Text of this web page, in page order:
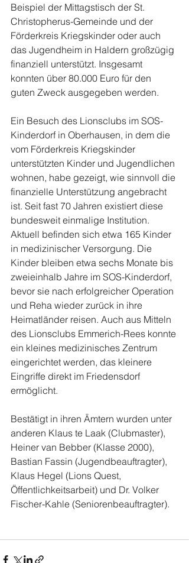
Beispiel der Mittagstisch der St.
Christopherus-Gemeinde und der
Förderkreis Kriegskinder oder auch
das Jugendheim in Haldern großzügig
finanziell unterstützt. Insgesamt
konnten über 80.000 Euro für den
guten Zweck ausgegeben werden.
Ein Besuch des Lionsclubs im SOS-
Kinderdorf in Oberhausen, in dem die
vom Förderkreis Kriegskinder
unterstützten Kinder und Jugendlichen
wohnen, habe gezeigt, wie sinnvoll die
finanzielle Unterstützung angebracht
ist. Seit fast 70 Jahren existiert diese
bundesweit einmalige Institution.
Aktuell befinden sich etwa 165 Kinder
in medizinischer Versorgung. Die
Kinder bleiben etwa sechs Monate bis
zweieinhalb Jahre im SOS-Kinderdorf,
bevor sie nach erfolgreicher Operation
und Reha wieder zurück in ihre
Heimatländer reisen. Auch aus Mitteln
des Lionsclubs Emmerich-Rees konnte
ein kleines medizinisches Zentrum
eingerichtet werden, das kleinere
Eingriffe direkt im Friedensdorf
ermöglicht.
Bestätigt in ihren Ämtern wurden unter
anderen Klaus te Laak (Clubmaster),
Heiner van Bebber (Klasse 2000),
Bastian Fassin (Jugendbeauftragter),
Klaus Hegel (Lions Quest,
Öffentlichkeitsarbeit) und Dr. Volker
Fischer-Kahle (Seniorenbeauftragter).